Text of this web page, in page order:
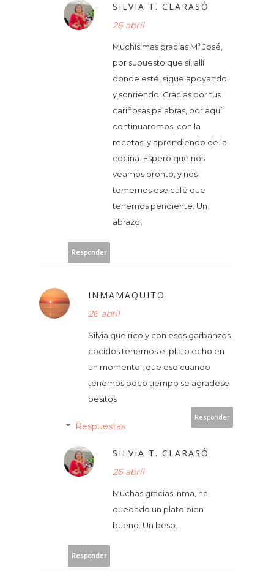
SILVIA T. CLARASÓ
26 abril
Muchísimas gracias Mª José,
por supuesto que sí, allí
donde esté, sigue apoyando
y sonriendo. Gracias por tus
cariñosas palabras, por aquí
continuaremos, con la
recetas, y aprendiendo de la
cocina. Espero que nos
veamos pronto, y nos
tomemos ese café que
tenemos pendiente. Un
abrazo.
Responder
INMAMAQUITO
26 abril
Silvia que rico y con esos garbanzos
cocidos tenemos el plato echo en
un momento , que eso cuando
tenemos poco tiempo se agradese
besitos
Responder
Respuestas
SILVIA T. CLARASÓ
26 abril
Muchas gracias Inma, ha
quedado un plato bien
bueno. Un beso.
Responder